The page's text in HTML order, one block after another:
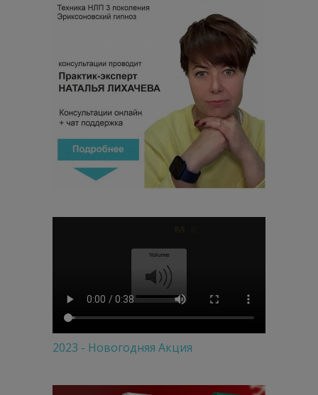
2023 - Новогодняя Акция